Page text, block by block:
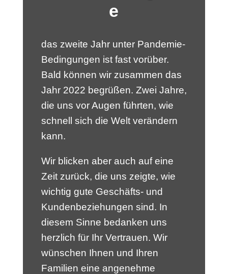
e
das zweite Jahr unter Pandemie-
Bedingungen ist fast vorüber.
Bald können wir zusammen das
Jahr 2022 begrüßen. Zwei Jahre,
die uns vor Augen führten, wie
schnell sich die Welt verändern
kann.
Wir blicken aber auch auf eine
Zeit zurück, die uns zeigte, wie
wichtig gute Geschäfts- und
Kundenbeziehungen sind. In
diesem Sinne bedanken uns
herzlich für Ihr Vertrauen. Wir
wünschen Ihnen und Ihren
Familien eine angenehme